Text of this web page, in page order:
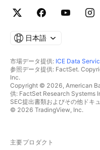
日本語
市場データ提供: ICE Data
参照データ提供: FactSet.
Inc.
Copyright © 2026, American
供: FactSet Research Systems
SEC提出書類およびその他ドキ
© 2026 TradingView, Inc.
主要プロダクト